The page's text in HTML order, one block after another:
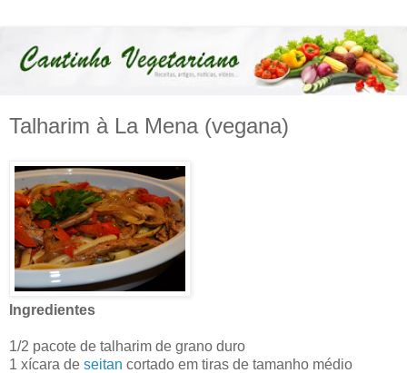
Talharim à La Mena (vegana)
Ingredientes
1/2 pacote de talharim de grano duro
1 xícara de seitan cortado em tiras de tamanho médio